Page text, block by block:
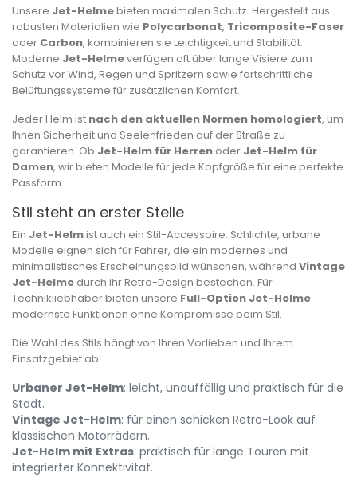
Unsere Jet-Helmebieten maximalen Schutz. Hergestellt aus
robusten Materialien wie Polycarbonat, Tricomposite-Faser
oder Carbon, kombinieren sie Leichtigkeit und Stabilität.
Moderne Jet-Helmeverfügen oft über lange Visiere zum
Schutz vor Wind, Regen und Spritzern sowie fortschrittliche
Belüftungssysteme für zusätzlichen Komfort.
Jeder Helm ist nach den aktuellen Normen homologiert, um
Ihnen Sicherheit und Seelenfrieden auf der Straße zu
garantieren. Ob Jet-Helm für Herren oder Jet-Helm für
Damen, wir bieten Modelle für jede Kopfgröße für eine perfekte
Passform.
Stil steht an erster Stelle
Ein Jet-Helmist auch ein Stil-Accessoire. Schlichte, urbane
Modelle eignen sich für Fahrer, die ein modernes und
minimalistisches Erscheinungsbild wünschen, während Vintage
Jet-Helme durch ihr Retro-Design bestechen. Für
Technikliebhaber bieten unsere Full-Option Jet-Helme
modernste Funktionen ohne Kompromisse beim Stil.
Die Wahl des Stils hängt von Ihren Vorlieben und Ihrem
Einsatzgebiet ab:
Urbaner Jet-Helm: leicht, unauffällig und praktisch für die
Stadt.
Vintage Jet-Helm: für einen schicken Retro-Look auf
klassischen Motorrädern.
Jet-Helm mit Extras: praktisch für lange Touren mit
integrierter Konnektivität.